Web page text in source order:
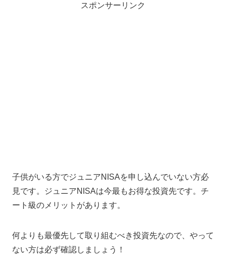
スポンサーリンク
子供がいる方でジュニアNISAを申し込んでいない方必
見です。ジュニアNISAは今最もお得な投資先です。チ
ート級のメリットがあります。
何よりも最優先して取り組むべき投資先なので、やって
ない方は必ず確認しましょう！